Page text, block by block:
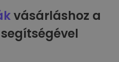
vásárláshoz a